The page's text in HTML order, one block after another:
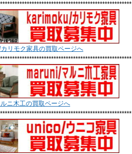
リモク家具の買取ページへ
ニ木工の買取ページへ